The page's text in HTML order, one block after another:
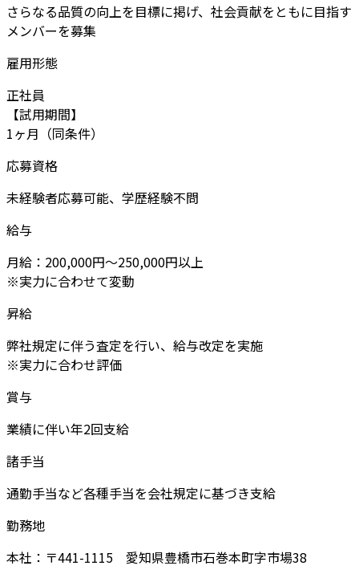
さらなる品質の向上を目標に掲げ、社会貢献をともに目指す
メンバーを募集
雇用形態
正社員
【試用期間】
1ヶ月（同条件）
応募資格
未経験者応募可能、学歴経験不問
給与
月給：200,000円～250,000円以上
※実力に合わせて変動
昇給
弊社規定に伴う査定を行い、給与改定を実施
※実力に合わせ評価
賞与
業績に伴い年2回支給
諸手当
通勤手当など各種手当を会社規定に基づき支給
勤務地
本社：〒441-1115 愛知県豊橋市石巻本町字市場38